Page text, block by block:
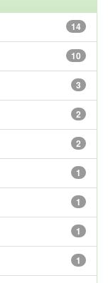
14
10
3
2
2
1
1
1
1